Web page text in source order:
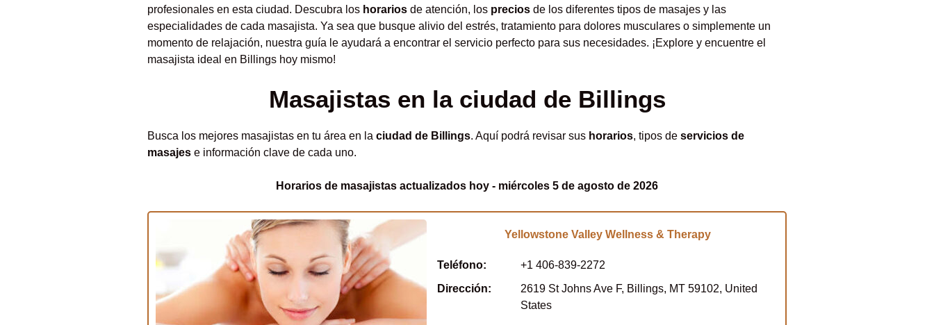
profesionales en esta ciudad. Descubra los horarios de atención, los precios de los diferentes tipos de masajes y las
especialidades de cada masajista. Ya sea que busque alivio del estrés, tratamiento para dolores musculares o simplemente un
momento de relajación, nuestra guía le ayudará a encontrar el servicio perfecto para sus necesidades. ¡Explore y encuentre el
masajista ideal en Billings hoy mismo!
Masajistas en la ciudad de Billings
Busca los mejores masajistas en tu área en la ciudad de Billings. Aquí podrá revisar sus horarios, tipos de servicios de
masajes e información clave de cada uno.
Horarios de masajistas actualizados hoy - miércoles 5 de agosto de 2026
Yellowstone Valley Wellness & Therapy
Teléfono:
+1 406-839-2272
Dirección:
2619 St Johns Ave F, Billings, MT 59102, United
States